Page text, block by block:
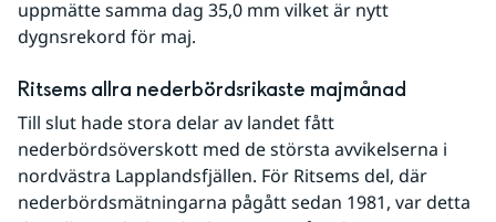
uppmätte samma dag 35,0 mm vilket är nytt
dygnsrekord för maj.
Ritsems allra nederbördsrikaste majmånad
Till slut hade stora delar av landet fått
nederbördsöverskott med de största avvikelserna i
nordvästra Lapplandsfjällen. För Ritsems del, där
nederbördsmätningarna pågått sedan 1981, var detta